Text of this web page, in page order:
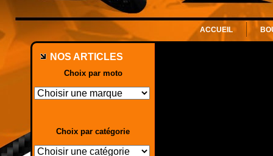
ACCUEIL
NOS ARTICLES
Choix par moto
Choix par catégorie